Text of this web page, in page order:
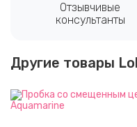
Отзывчивые
консультанты
Другие товары